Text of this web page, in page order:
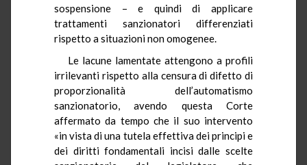
sospensione – e quindi di applicare
trattamenti sanzionatori differenziati
rispetto a situazioni non omogenee.
Le lacune lamentate attengono a profili
irrilevanti rispetto alla censura di difetto di
proporzionalità dell’automatismo
sanzionatorio, avendo questa Corte
affermato da tempo che il suo intervento
«in vista di una tutela effettiva dei principi e
dei diritti fondamentali incisi dalle scelte